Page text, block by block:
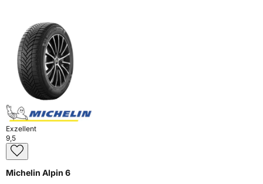
Exzellent
9,5
Michelin Alpin 6